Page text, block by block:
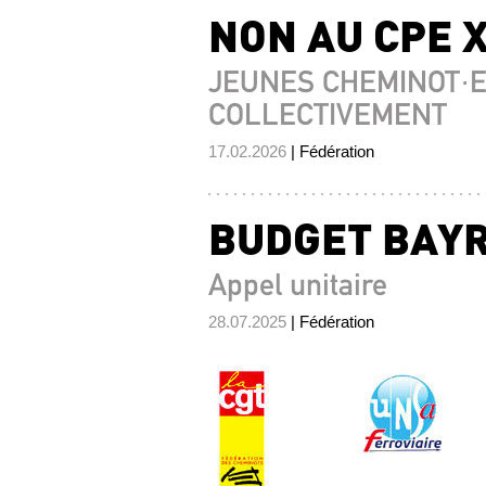
NON AU CPE
JEUNES
COLLECTIVEMENT
17.02.2026 | Fédération
BUDGET
Appel unitaire
28.07.2025 | Fédération